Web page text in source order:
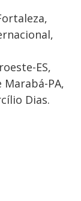
ES,
Marabá-PA,
Dias.